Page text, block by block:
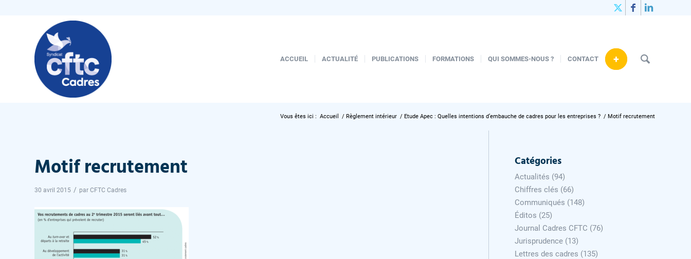
ACCUEIL ACTUALITÉ PUBLICATIONS FORMATIONS QUI SOMMES-NOUS ? CONTACT +
Vous êtes ici : Accueil / Règlement intérieur / Etude Apec : Quelles intentions d’embauche de cadres pour les entreprises ? / Motif recrutement
Motif recrutement
30 avril 2015 / par CFTC Cadres
Catégories
Actualités (94)
Chiffres clés (66)
Communiqués (148)
Éditos (25)
Journal Cadres CFTC (76)
Jurisprudence (13)
Lettres des cadres (135)